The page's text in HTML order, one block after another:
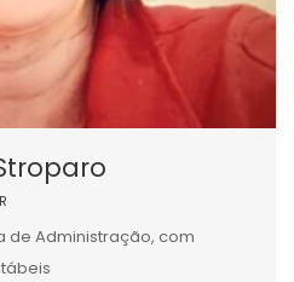
de Administração, com